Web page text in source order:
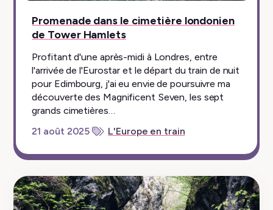
Promenade dans le cimetière londonien
de Tower Hamlets
Profitant d'une après-midi à Londres, entre
l'arrivée de l'Eurostar et le départ du train de nuit
pour Edimbourg, j'ai eu envie de poursuivre ma
découverte des Magnificent Seven, les sept
grands cimetières…
21 août 2025
L'Europe en train